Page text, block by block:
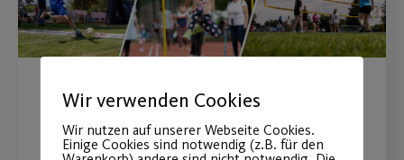
Post SV-Sportfestival am 11.
Juli 2026
Wir verwenden Cookies
Wir nutzen auf unserer Webseite Cookies.
Einige Cookies sind notwendig (z.B. für den